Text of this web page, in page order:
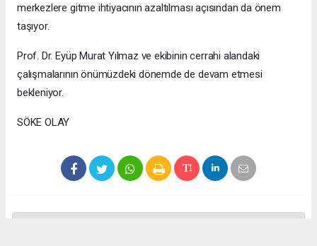
merkezlere gitme ihtiyacının azaltılması açısından da önem
taşıyor.
Prof. Dr. Eyüp Murat Yılmaz ve ekibinin cerrahi alandaki
çalışmalarının önümüzdeki dönemde de devam etmesi
bekleniyor.
SÖKE OLAY